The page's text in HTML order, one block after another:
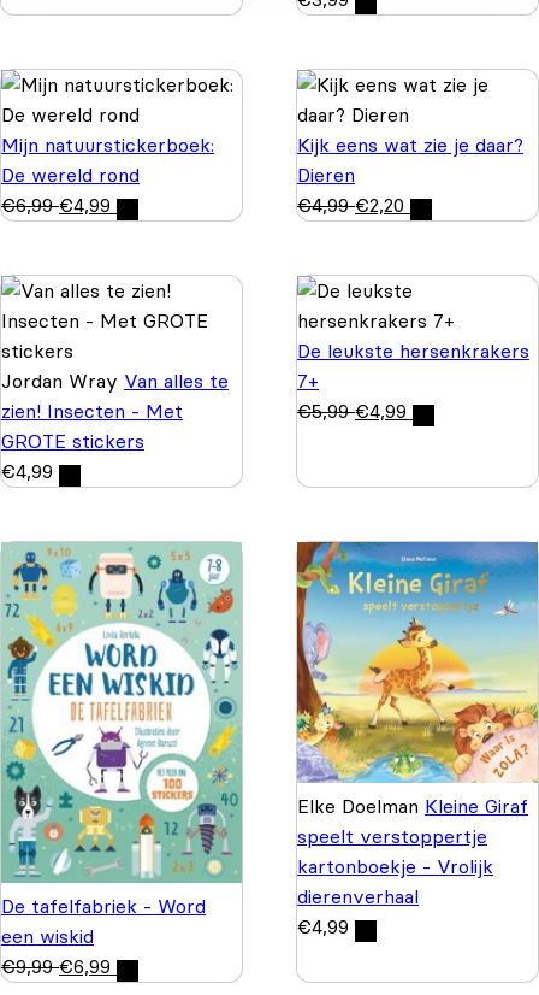
Mijn natuurstickerboek:
De wereld rond
€6,99 €4,99
Kijk eens wat zie je daar?
Dieren
€4,99 €2,20
Jordan Wray Van alles te
zien! Insecten - Met
GROTE stickers
€4,99
De leukste hersenkrakers
7+
€5,99 €4,99
De tafelfabriek - Word
een wiskid
€9,99 €6,99
Elke Doelman Kleine Giraf
speelt verstoppertje
kartonboekje - Vrolijk
dierenverhaal
€4,99